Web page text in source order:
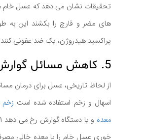
تحقیقات نشان می دهد که عسل خام
های مضر و قارچ را بکشند این به
پراکسید هیدروژن، یک ضد عفونی
5. کاهش مسائل گوارش
از لحاظ تاریخی، عسل برای درمان
اسهال و زخم استفاده شده است
معده
خوری عسل خام را با معده خالی